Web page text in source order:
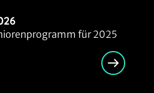
für 2025